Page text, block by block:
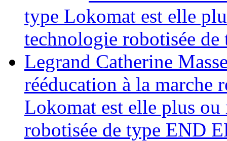
type Lokomat est elle
technologie robotisée
Legrand Catherine
rééducation à la marche
Lokomat est elle plus
robotisée de type END